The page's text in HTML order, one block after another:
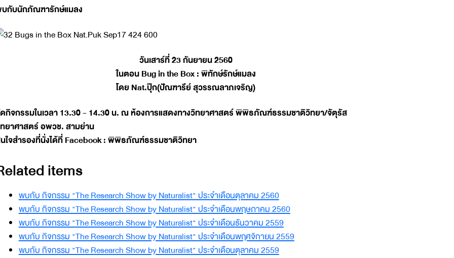
กับนักภัณฑารักษ์แมลง
วันเสาร์ที่ 23 กันยายน 2560
ในตอน Bug in the Box : พิทักษ์รักษ์แมลง
โดย Nat.ปุ๊ก(ปัณฑารีย์ สุวรรณลาภเจริญ)
กิจกรรมในเวลา 13.30 - 14.30 น. ณ ห้องการแสดงทางวิทยาศาสตร์ พิพิธภัณฑ์ธรรมชาติวิทยา/จัตุรัส
ยาศาสตร์ อพวช. สามย่าน
ใจสำรองที่นั่งได้ที่ Facebook : พิพิธภัณฑ์ธรรมชาติวิทยา
items
พบกับ กิจกรรม "The Research Show by Naturalist" ประจำเดือนตุลาคม 2560
พบกับ กิจกรรม "The Research Show by Naturalist" ประจำเดือนพฤษภาคม 2560
พบกับ กิจกรรม "The Research Show by Naturalist" ประจำเดือนธันวาคม 2559
พบกับ กิจกรรม "The Research Show by Naturalist" ประจำเดือนพฤศจิกายน 2559
พบกับ กิจกรรม "The Research Show by Naturalist" ประจำเดือนตุลาคม 2559